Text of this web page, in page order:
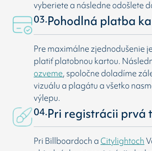
vyberiete a následne odošlete
03.Pohodlná platba
Pre maximálne zjednodušenie
platiť platobnou kartou.
ozveme, spoločne doladíme
vizuálu a plagátu a všetko
výlepu.
04.Pri registrácii prvá
Pri Billboardoch aCitylightoch